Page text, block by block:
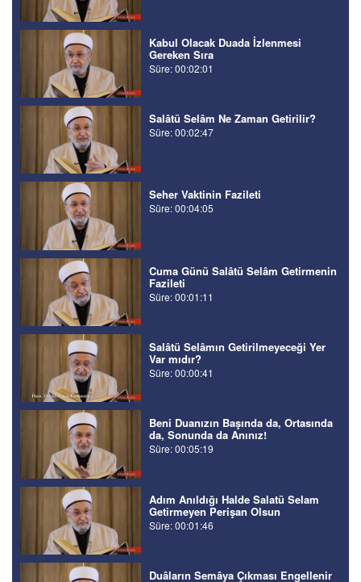
Kabul Olacak Duada İzlenmesi
Gereken Sıra
Süre: 00:02:01
Salâtü Selâm Ne Zaman Getirilir?
Süre: 00:02:47
Seher Vaktinin Fazileti
Süre: 00:04:05
Cuma Günü Salâtü Selâm Getirmenin
Fazileti
Süre: 00:01:11
Salâtü Selâmın Getirilmeyeceği Yer
Var mıdır?
Süre: 00:00:41
Beni Duanızın Başında da, Ortasında
da, Sonunda da Anınız!
Süre: 00:05:19
Adım Anıldığı Halde Salatü Selam
Getirmeyen Perişan Olsun
Süre: 00:01:46
Duâların Semâya Çıkması Engellenir